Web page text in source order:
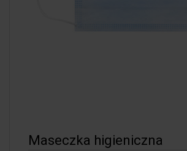
Maseczka higieniczna